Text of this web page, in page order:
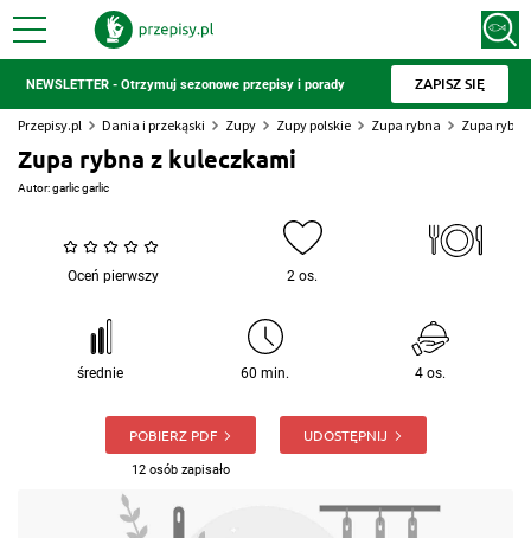
NEWSLETTER - Otrzymuj sezonowe przepisy i porady ZAPISZ SIĘ
Przepisy.pl Dania i przekąski Zupy Zupy polskie Zupa rybna Zupa
Zupa rybna z kuleczkami
Autor:garlic garlic
Oceń pierwszy 2 os.
średnie 60 min. 4 os.
POBIERZ PDF
12 osób zapisało
UDOSTĘPNIJ